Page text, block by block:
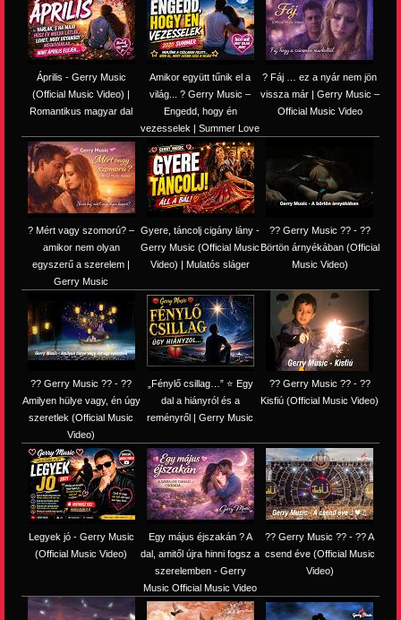
Április - Gerry Music
(Official Music Video) |
Romantikus magyar dal
Amikor együtt tűnik el a
világ... ? Gerry Music –
Engedd, hogy én
vezesselek | Summer Love
? Fáj … ez a nyár nem jön
vissza már | Gerry Music –
Official Music Video
? Mért vagy szomorú? –
amikor nem olyan
egyszerű a szerelem |
Gerry Music
Gyere, táncolj cigány lány -
Gerry Music (Official Music
Video) | Mulatós sláger
?? Gerry Music ?? - ??
Börtön árnyékában (Official
Music Video)
?? Gerry Music ?? - ??
Amilyen hülye vagy, én úgy
szeretlek (Official Music
Video)
„Fénylő csillag…” ⭐ Egy
dal a hiányról és a
reményről | Gerry Music
?? Gerry Music ?? - ??
Kisfiú (Official Music Video)
Legyek jó - Gerry Music
(Official Music Video)
Egy május éjszakán ? A
dal, amitől újra hinni fogsz a
szerelemben - Gerry
Music Official Music Video
?? Gerry Music ?? - ?? A
csend éve (Official Music
Video)